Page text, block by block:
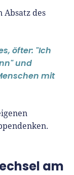
Absatz des
öfter: "Ich
und
mit
am